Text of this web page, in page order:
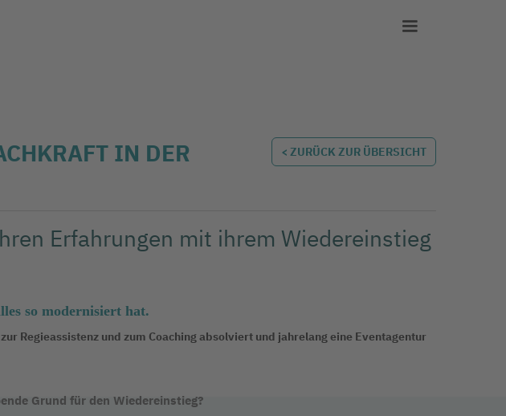
IN DER
< ZURÜCK ZUR ÜBERSICHT
Erfahrungen mit ihrem Wiedereinstieg
so modernisiert hat.
Regieassistenz und zum Coaching absolviert und jahrelang eine Eventagentur
Grund für den Wiedereinstieg?